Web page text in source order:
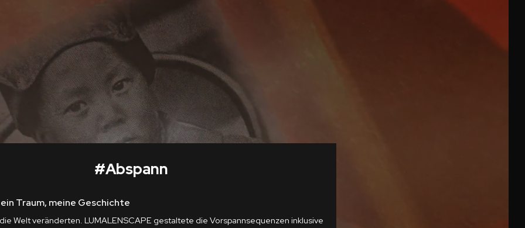
#Abspann
Traum, meine Geschichte
Welt veränderten. LUMALENSCAPE gestaltete die Vorspannsequenzen inklusive